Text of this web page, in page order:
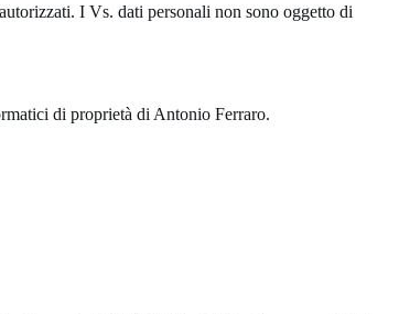
I Vs. dati personali non sono oggetto di
di proprietà di Antonio Ferraro.